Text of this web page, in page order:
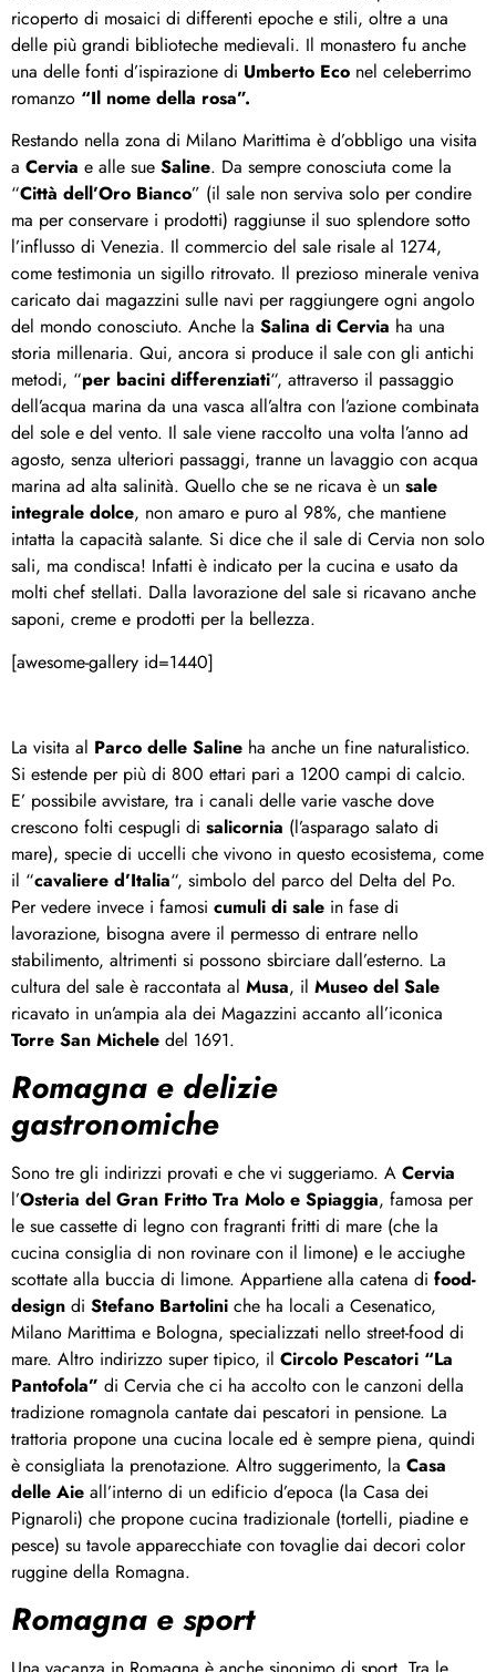
ricoperto di mosaici di differenti epoche e stili, oltre a una
delle più grandi biblioteche medievali. Il monastero fu anche
una delle fonti d’ispirazione di Umberto Eco nel celeberrimo
romanzo “Il nome della rosa”.
Restando nella zona di Milano Marittima è d’obbligo una visita
a Cervia e alle sue Saline. Da sempre conosciuta come la
“Città dell’Oro Bianco” (il sale non serviva solo per condire
ma per conservare i prodotti) raggiunse il suo splendore sotto
l’influsso di Venezia. Il commercio del sale risale al 1274,
come testimonia un sigillo ritrovato. Il prezioso minerale veniva
caricato dai magazzini sulle navi per raggiungere ogni angolo
del mondo conosciuto. Anche la Salina di Cervia ha una
storia millenaria. Qui, ancora si produce il sale con gli antichi
metodi, “per bacini differenziati“, attraverso il passaggio
dell’acqua marina da una vasca all’altra con l’azione combinata
del sole e del vento. Il sale viene raccolto una volta l’anno ad
agosto, senza ulteriori passaggi, tranne un lavaggio con acqua
marina ad alta salinità. Quello che se ne ricava è un sale
integrale dolce, non amaro e puro al 98%, che mantiene
intatta la capacità salante. Si dice che il sale di Cervia non solo
sali, ma condisca! Infatti è indicato per la cucina e usato da
molti chef stellati. Dalla lavorazione del sale si ricavano anche
saponi, creme e prodotti per la bellezza.
[awesome-gallery id=1440]
La visita al Parco delle Saline ha anche un fine naturalistico.
Si estende per più di 800 ettari pari a 1200 campi di calcio.
E’ possibile avvistare, tra i canali delle varie vasche dove
crescono folti cespugli di salicornia (l’asparago salato di
mare), specie di uccelli che vivono in questo ecosistema, come
il “cavaliere d’Italia“, simbolo del parco del Delta del Po.
Per vedere invece i famosi cumuli di sale in fase di
lavorazione, bisogna avere il permesso di entrare nello
stabilimento, altrimenti si possono sbirciare dall’esterno. La
cultura del sale è raccontata al Musa, il Museo del Sale
ricavato in un’ampia ala dei Magazzini accanto all’iconica
Torre San Michele del 1691.
Romagna e delizie
gastronomiche
Sono tre gli indirizzi provati e che vi suggeriamo. A Cervia
l’Osteria del Gran Fritto Tra Molo e Spiaggia, famosa per
le sue cassette di legno con fragranti fritti di mare (che la
cucina consiglia di non rovinare con il limone) e le acciughe
scottate alla buccia di limone. Appartiene alla catena di food-
design di Stefano Bartolini che ha locali a Cesenatico,
Milano Marittima e Bologna, specializzati nello street-food di
mare. Altro indirizzo super tipico, il Circolo Pescatori “La
Pantofola” di Cervia che ci ha accolto con le canzoni della
tradizione romagnola cantate dai pescatori in pensione. La
trattoria propone una cucina locale ed è sempre piena, quindi
è consigliata la prenotazione. Altro suggerimento, la Casa
delle Aie all’interno di un edificio d’epoca (la Casa dei
Pignaroli) che propone cucina tradizionale (tortelli, piadine e
pesce) su tavole apparecchiate con tovaglie dai decori color
ruggine della Romagna.
Romagna e sport